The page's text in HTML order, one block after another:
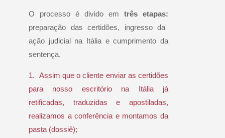
O processo é divido em três etapas:
preparação das certidões, ingresso da
ação judicial na Itália e cumprimento da
sentença.
1. Assim que o cliente enviar as certidões
para nosso escritório na Itália já
retificadas, traduzidas e apostiladas,
realizamos a conferência e montamos da
pasta (dossiê);